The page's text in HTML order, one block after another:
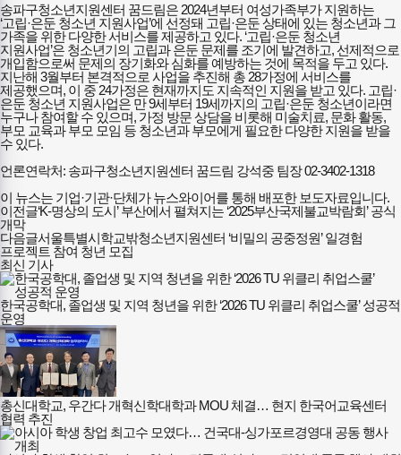
송파구청소년지원센터 꿈드림은 2024년부터 여성가족부가 지원하는
‘고립·은둔 청소년 지원사업’에 선정돼 고립·은둔 상태에 있는 청소년과 그
가족을 위한 다양한 서비스를 제공하고 있다. ‘고립·은둔 청소년
지원사업’은 청소년기의 고립과 은둔 문제를 조기에 발견하고, 선제적으로
개입함으로써 문제의 장기화와 심화를 예방하는 것에 목적을 두고 있다.
지난해 3월부터 본격적으로 사업을 추진해 총 28가정에 서비스를
제공했으며, 이 중 24가정은 현재까지도 지속적인 지원을 받고 있다. 고립·
은둔 청소년 지원사업은 만 9세부터 19세까지의 고립·은둔 청소년이라면
누구나 참여할 수 있으며, 가정 방문 상담을 비롯해 미술치료, 문화 활동,
부모 교육과 부모 모임 등 청소년과 부모에게 필요한 다양한 지원을 받을
수 있다.
언론연락처: 송파구청소년지원센터 꿈드림 강석중 팀장 02-3402-1318
이 뉴스는 기업·기관·단체가 뉴스와이어를 통해 배포한 보도자료입니다.
이전글‘K-명상의 도시’ 부산에서 펼쳐지는 ‘2025부산국제불교박람회’ 공식
개막
다음글서울특별시학교밖청소년지원센터 ‘비밀의 공중정원’ 일경험
프로젝트 참여 청년 모집
최신 기사
한국공학대, 졸업생 및 지역 청년을 위한 ‘2026 TU 위클리 취업스쿨’ 성공적
운영
총신대학교, 우간다 개혁신학대학과 MOU 체결… 현지 한국어교육센터
협력 추진